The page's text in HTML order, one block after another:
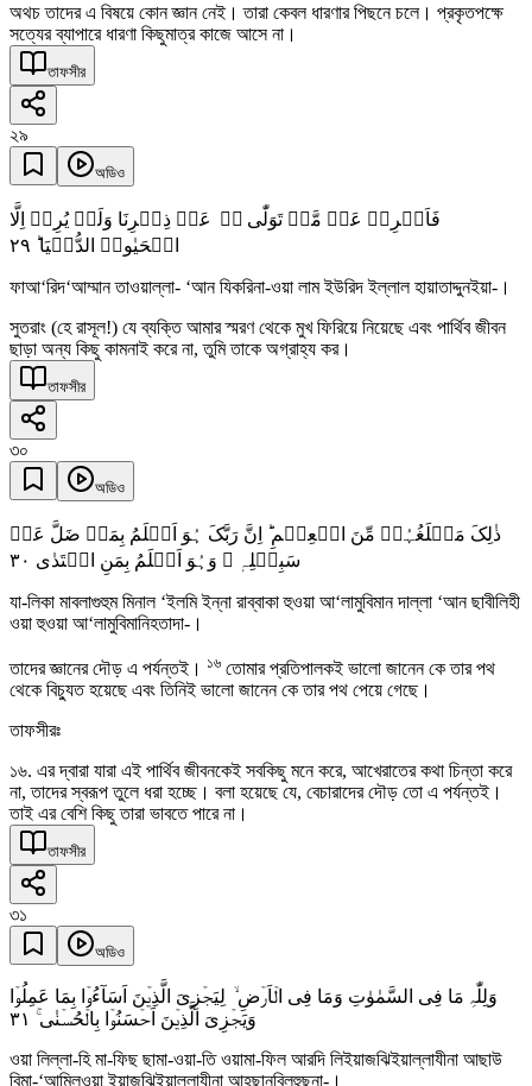
অথচ তাদের এ বিষয়ে কোন জ্ঞান নেই। তারা কেবল ধারণার পিছনে চলে। প্রকৃতপক্ষে
সত্যের ব্যাপারে ধারণা কিছুমাত্র কাজে আসে না।
তাফসীর
২৯
অডিও
فَاَعۡرِضۡ عَنۡ مَّنۡ تَوَلّٰی ۬ۙ عَنۡ ذِکۡرِنَا وَلَمۡ یُرِدۡ اِلَّا
الۡحَیٰوۃَ الدُّنۡیَا ؕ ٢٩
ফাআ‘রিদ‘আম্মান তাওয়াল্লা- ‘আন যিকরিনা-ওয়া লাম ইউরিদ ইল্লাল হায়াতাদ্দুনইয়া-।
সুতরাং (হে রাসূল!) যে ব্যক্তি আমার স্মরণ থেকে মুখ ফিরিয়ে নিয়েছে এবং পার্থিব জীবন
ছাড়া অন্য কিছু কামনাই করে না, তুমি তাকে অগ্রাহ্য কর।
তাফসীর
৩০
অডিও
ذٰلِکَ مَبۡلَغُہُمۡ مِّنَ الۡعِلۡمِ ؕ اِنَّ رَبَّکَ ہُوَ اَعۡلَمُ بِمَنۡ ضَلَّ عَنۡ
سَبِیۡلِہٖ ۙ وَہُوَ اَعۡلَمُ بِمَنِ اہۡتَدٰی ٣۰
যা-লিকা মাবলাগুহুম মিনাল ‘ইলমি ইন্না রাব্বাকা হুওয়া আ‘লামুবিমান দাল্লা ‘আন ছাবীলিহী
ওয়া হুওয়া আ‘লামুবিমানিহতাদা-।
তাদের জ্ঞানের দৌড় এ পর্যন্তই। ১৬ তোমার প্রতিপালকই ভালো জানেন কে তার পথ
থেকে বিচ্যুত হয়েছে এবং তিনিই ভালো জানেন কে তার পথ পেয়ে গেছে।
তাফসীরঃ
১৬. এর দ্বারা যারা এই পার্থিব জীবনকেই সবকিছু মনে করে, আখেরাতের কথা চিন্তা করে
না, তাদের স্বরূপ তুলে ধরা হচ্ছে। বলা হয়েছে যে, বেচারাদের দৌড় তো এ পর্যন্তই।
তাই এর বেশি কিছু তারা ভাবতে পারে না।
তাফসীর
৩১
অডিও
وَلِلّٰہِ مَا فِی السَّمٰوٰتِ وَمَا فِی الۡاَرۡضِ ۙ لِیَجۡزِیَ الَّذِیۡنَ اَسَآءُوۡا بِمَا عَمِلُوۡا
وَیَجۡزِیَ الَّذِیۡنَ اَحۡسَنُوۡا بِالۡحُسۡنٰی ۚ ٣١
ওয়া লিল্লা-হি মা-ফিছ ছামা-ওয়া-তি ওয়ামা-ফিল আরদি লিইয়াজঝিইয়াল্লাযীনা আছাউ
বিমা-‘আমিলূওয়া ইয়াজঝিইয়াল্লাযীনা আহছানূবিলহুছনা-।